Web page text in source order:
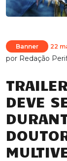
Banner 22
por Redação
DEVE